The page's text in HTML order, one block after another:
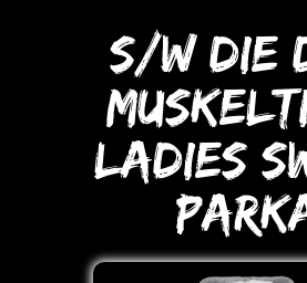
S/W DIE
LADIES